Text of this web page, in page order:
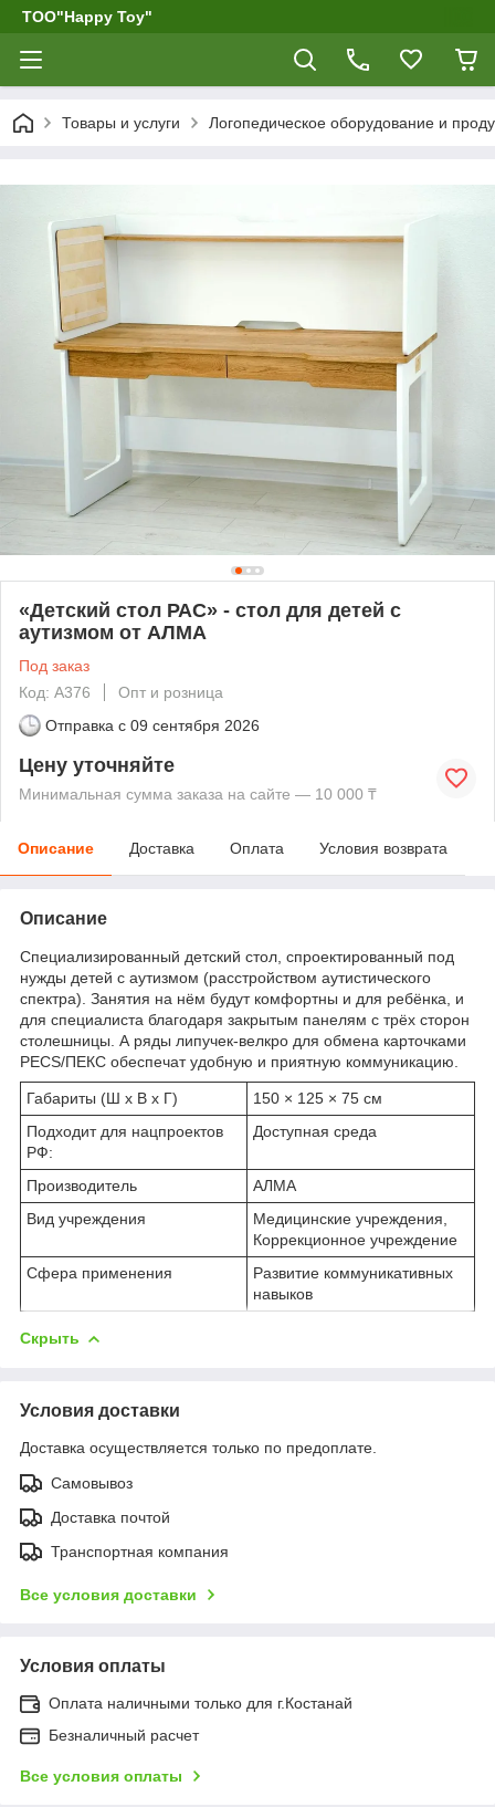
ТОО"Happy Toy"
Товары и услуги Логопедическое оборудование и
«Детский стол РАС» - стол для детей с
аутизмом от АЛМА
Под заказ
Код: А376
Опт и розница
Отправка с 09 сентября 2026
Цену уточняйте
Минимальная сумма заказа на сайте — 10 000 ₸
Описание Доставка Оплата Условия возврата
Описание
Специализированный детский стол, спроектированный под
нужды детей с аутизмом (расстройством аутистического
спектра). Занятия на нём будут комфортны и для ребёнка, и
для специалиста благодаря закрытым панелям с трёх сторон
столешницы. А ряды липучек-велкро для обмена карточками
PECS/ПЕКС обеспечат удобную и приятную коммуникацию.
Габариты (Ш х В х Г)
150 × 125 × 75 см
Подходит для нацпроектов
РФ:
Доступная среда
Производитель
АЛМА
Вид учреждения
Медицинские учреждения,
Коррекционное учреждение
Сфера применения
Развитие коммуникативных
навыков
Скрыть
Условия доставки
Доставка осуществляется только по предоплате.
Самовывоз
Доставка почтой
Транспортная компания
Все условия доставки
Условия оплаты
Оплата наличными только для г.Костанай
Безналичный расчет
Все условия оплаты